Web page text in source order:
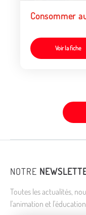
Consommer
Voir la fiche
NOTRE
Toutes les actualités,
l'animation et l'éducation